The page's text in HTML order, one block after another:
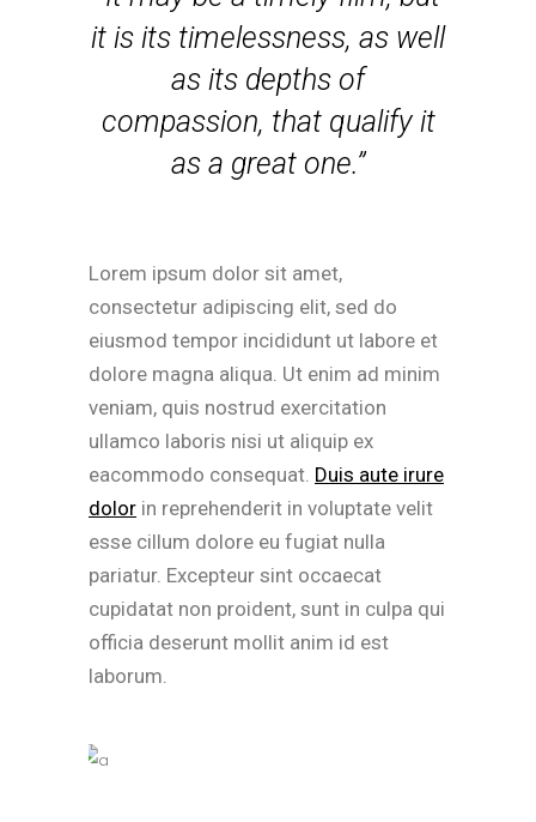
it is its timelessness, as well
as its depths of
compassion, that qualify it
as a great one.”
Lorem ipsum dolor sit amet,
consectetur adipiscing elit, sed do
eiusmod tempor incididunt ut labore et
dolore magna aliqua. Ut enim ad minim
veniam, quis nostrud exercitation
ullamco laboris nisi ut aliquip ex
eacommodo consequat. Duis aute irure
dolor in reprehenderit in voluptate velit
esse cillum dolore eu fugiat nulla
pariatur. Excepteur sint occaecat
cupidatat non proident, sunt in culpa qui
officia deserunt mollit anim id est
laborum.